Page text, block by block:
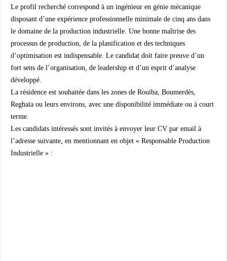
Le profil recherché correspond à un ingénieur en génie mécanique
disposant d’une expérience professionnelle minimale de cinq ans dans
le domaine de la production industrielle. Une bonne maîtrise des
processus de production, de la planification et des techniques
d’optimisation est indispensable. Le candidat doit faire preuve d’un
fort sens de l’organisation, de leadership et d’un esprit d’analyse
développé.
La résidence est souhaitée dans les zones de Rouiba, Boumerdès,
Reghaïa ou leurs environs, avec une disponibilité immédiate ou à court
terme.
Les candidats intéressés sont invités à envoyer leur CV par email à
l’adresse suivante, en mentionnant en objet « Responsable Production
Industrielle » :